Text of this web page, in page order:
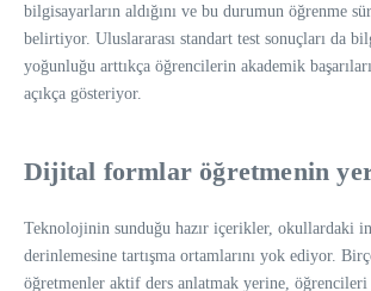
bilgisayarların aldığını ve bu durumun öğrenme
belirtiyor. Uluslararası standart test sonuçları da
yoğunluğu arttıkça öğrencilerin akademik
açıkça gösteriyor.
Dijital formlar öğretmenin
Teknolojinin sunduğu hazır içerikler, okullardaki
derinlemesine tartışma ortamlarını yok ediyor.
öğretmenler aktif ders anlatmak yerine,